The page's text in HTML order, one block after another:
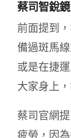
蔡司智銳
前面提到
備過斑馬
或是在捷
大家身上
蔡司官網
疲勞，因